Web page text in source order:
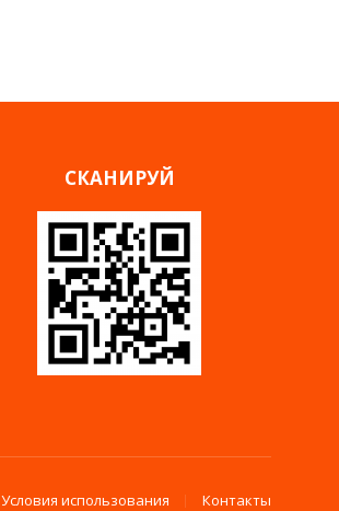
СКАНИРУЙ
Условия использования Контакты